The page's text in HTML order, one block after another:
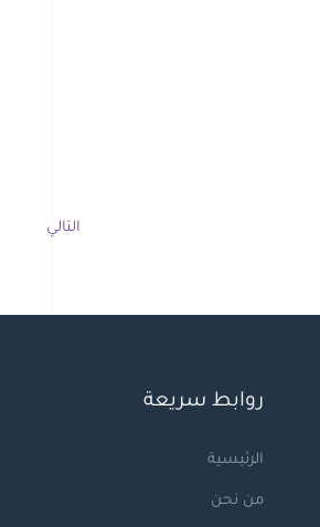
التالي
روابط سريعة
الرئيسية
من نحن